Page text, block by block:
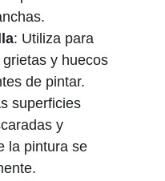
: Utiliza para
y huecos
de pintar.
superficies
y
la pintura se